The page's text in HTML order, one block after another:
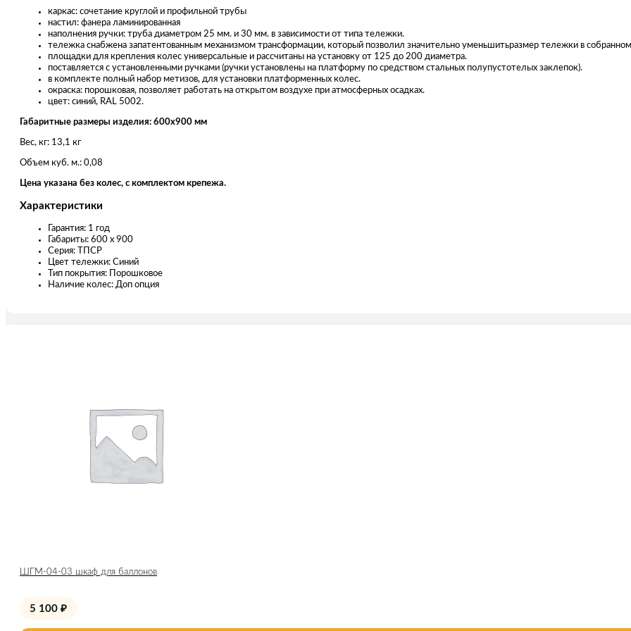
каркас: сочетание круглой и профильной трубы
настил: фанера ламинированная
наполнения ручки: труба диаметром 25 мм. и 30 мм. в зависимости от типа тележки.
тележка снабжена запатентованным механизмом трансформации, который позволил значительно уменьшитьразмер тележки в
площадки для крепления колес универсальные и рассчитаны на установку от 125 до 200 диаметра.
поставляется с установленными ручками (ручки установлены на платформу по средством стальных полупустотелых заклепок).
в комплекте полный набор метизов, для установки платформенных колес.
окраска: порошковая, позволяет работать на открытом воздухе при атмосферных осадках.
цвет: синий, RAL 5002.
Габаритные размеры изделия: 600х900 мм
Вес, кг: 13,1 кг
Объем куб. м.: 0,08
Цена указана без колес, с комплектом крепежа.
Характеристики
Гарантия: 1 год
Габариты: 600 х 900
Серия: ТПСР
Цвет тележки: Синий
Тип покрытия: Порошковое
Наличие колес: Доп опция
ШГМ-04-03 шкаф для баллонов
5 100 ₽